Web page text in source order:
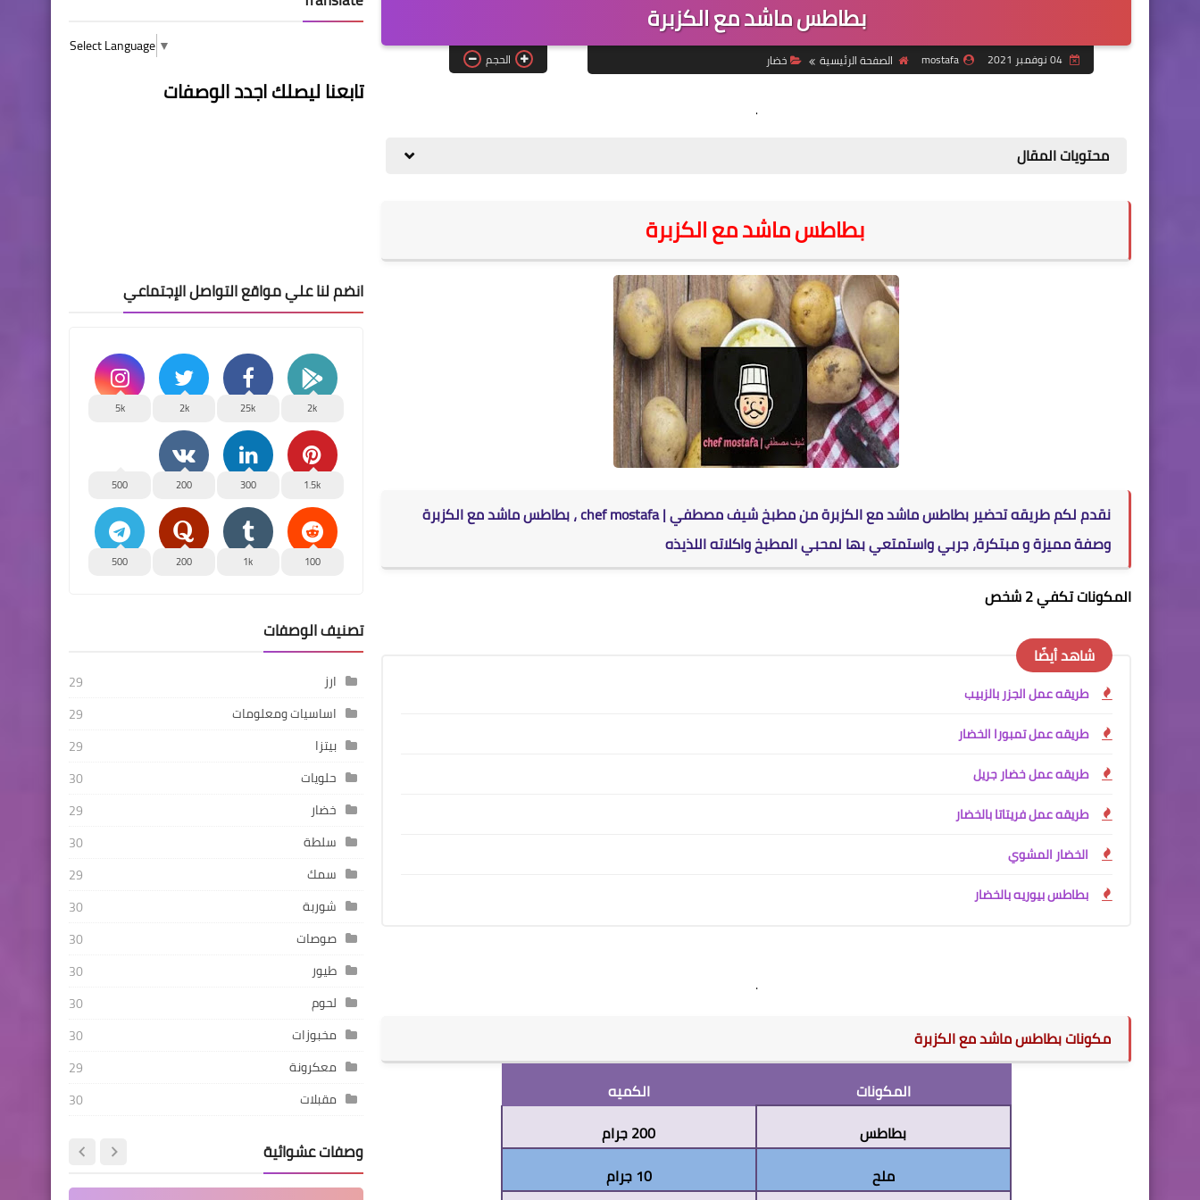
بطاطس ماشد مع الكزبرة
mostafa الصفحة الرئيسية خضار الحجم
.
محتويات المقال
بطاطس ماشد مع الكزبرة
نقدم لكم طريقه تحضير بطاطس ماشد مع الكزبرة من مطبخ شيف مصطفي |chef mostafa، بطاطس ماشد مع الكزبرة
وصفة مميزة و مبتكرة، جربي واستمتعي بها لمحبي المطبخ واكلاته اللذيذه
المكونات تكفي 2 شخص
شاهد أيضًا
طريقه عمل الجزر بالزبيب
طريقه عمل تمبورا الخضار
طريقه عمل خضار جريل
طريقه عمل فريتاتا بالخضار
الخضار المشوي
بطاطس بيوريه بالخضار
.
مكونات بطاطس ماشد مع الكزبرة
المكونات
الكميه
بطاطس
200 جرام
ملح
10 جرام
Select Language ▼
تابعنا ليصلك اجدد الوصفات
انضم لنا علي مواقع التواصل الإجتماعي
2k
25k
2k
5k
1.5k
300
200
500
100
1k
200
500
تصنيف الوصفات
ارز
29
اساسيات ومعلومات
29
بيتزا
29
حلويات
30
خضار
29
سلطة
30
سمك
29
شوربة
30
صوصات
30
طيور
30
لحوم
30
مخبوزات
30
معكرونة
29
مقبلات
30
وصفات عشوائية